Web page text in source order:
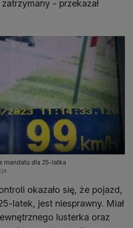
- przekazał
mandatu dla 25-latka
okazało się, że pojazd,
latek, jest niesprawny. Miał
lusterka oraz